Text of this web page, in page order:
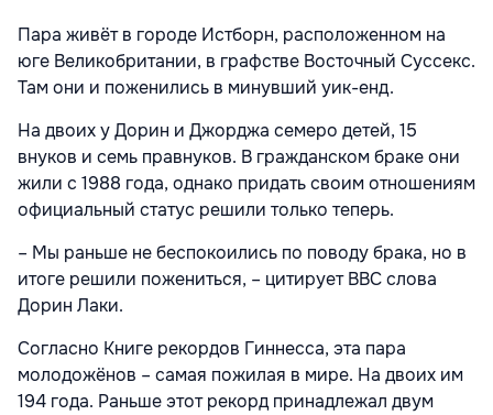
Пара живёт в городе Истборн, расположенном на
юге Великобритании, в графстве Восточный Суссекс.
Там они и поженились в минувший уик-енд.
На двоих у Дорин и Джорджа семеро детей, 15
внуков и семь правнуков. В гражданском браке они
жили с 1988 года, однако придать своим отношениям
официальный статус решили только теперь.
– Мы раньше не беспокоились по поводу брака, но в
итоге решили пожениться, – цитирует BBC слова
Дорин Лаки.
Согласно Книге рекордов Гиннесса, эта пара
молодожёнов – самая пожилая в мире. На двоих им
194 года. Раньше этот рекорд принадлежал двум